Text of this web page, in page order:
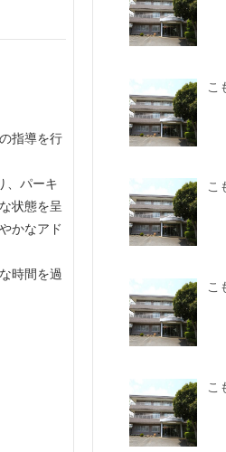
指導を行
、パーキ
状態を呈
かなアド
時間を過
こ
こ
こ
こ